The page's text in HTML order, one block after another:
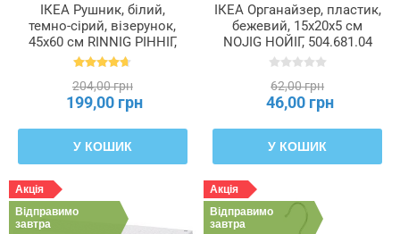
ІКЕА Рушник, білий,
темно-сірий, візерунок,
45x60 см RINNIG РІННІГ,
204.763.46
204,00 грн
199,00 грн
У КОШИК
ІКЕА Органайзер, пластик,
бежевий, 15x20x5 см
NOJIG НОЙІГ, 504.681.04
62,00 грн
46,00 грн
У КОШИК
Акція
Відправимо
завтра
Акція
Відправимо
завтра